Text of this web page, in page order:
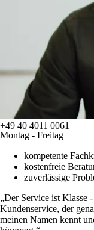
+49 40 4011 0061
Montag - Freitag
kompetente
kostenfreie
zuverlässige
Der Service ist Klasse
Kundenservice, der
meinen Namen kennt